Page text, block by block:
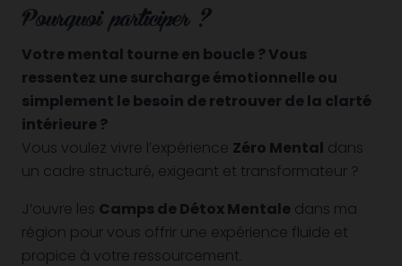
Pourquoi participer ?
Votre mental tourne en boucle ? Vous
ressentez une surcharge émotionnelle ou
simplement le besoin de retrouver de la clarté
intérieure ?
Vous voulez vivre l’expérience Zéro Mental dans
un cadre structuré, exigeant et transformateur ?
J’ouvre les Camps de Détox Mentale dans ma
région pour vous offrir une expérience fluide et
propice à votre ressourcement.